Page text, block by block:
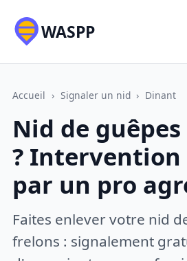
WASPP
Accueil › Signaler un nid › Dinant
Nid de
? Intervention
par un pro
Faites enlever votre nid
frelons : signalement